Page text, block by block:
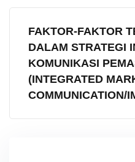
FAKTOR-FAKTOR
DALAM STRATEGI
KOMUNIKASI
(INTEGRATED
COMMUNICATION/